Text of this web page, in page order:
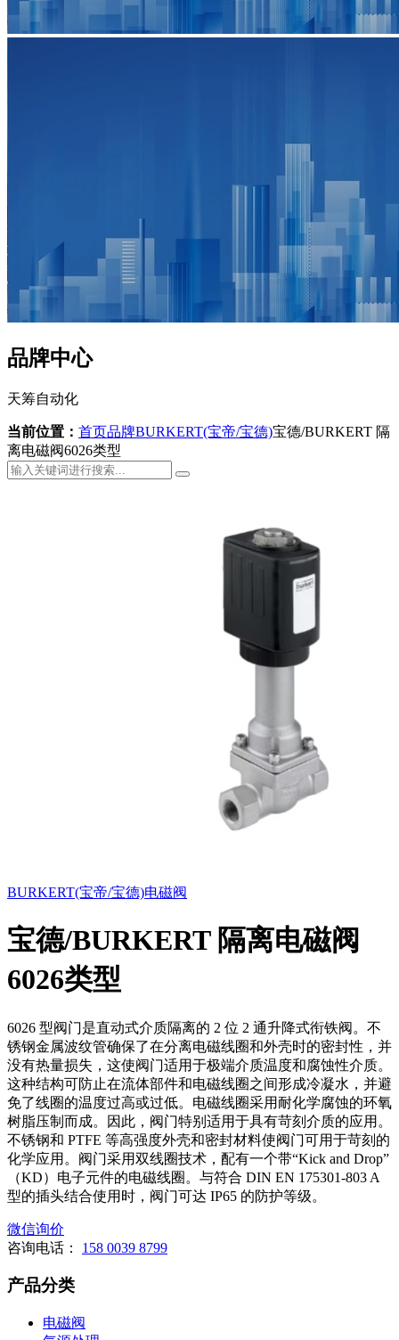
品牌中心
天筹自动化
当前位置： 首页品牌BURKERT(宝帝/宝德)宝德/BURKERT 隔
离电磁阀6026类型
BURKERT(宝帝/宝德)电磁阀
宝德/BURKERT 隔离电磁阀
6026类型
6026 型阀门是直动式介质隔离的 2 位 2 通升降式衔铁阀。不
锈钢金属波纹管确保了在分离电磁线圈和外壳时的密封性，并
没有热量损失，这使阀门适用于极端介质温度和腐蚀性介质。
这种结构可防止在流体部件和电磁线圈之间形成冷凝水，并避
免了线圈的温度过高或过低。电磁线圈采用耐化学腐蚀的环氧
树脂压制而成。因此，阀门特别适用于具有苛刻介质的应用。
不锈钢和 PTFE 等高强度外壳和密封材料使阀门可用于苛刻的
化学应用。阀门采用双线圈技术，配有一个带“Kick and Drop”
（KD）电子元件的电磁线圈。与符合 DIN EN 175301-803 A
型的插头结合使用时，阀门可达 IP65 的防护等级。
微信询价
咨询电话：
158 0039 8799
产品分类
电磁阀